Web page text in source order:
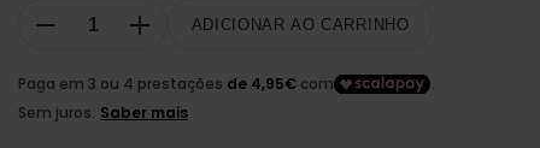
ADICIONAR AO CARRINHO